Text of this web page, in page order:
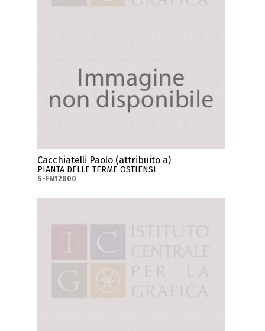
Cacchiatelli Paolo (attribuito a)
PIANTA DELLE TERME OSTIENSI
S-FN12800